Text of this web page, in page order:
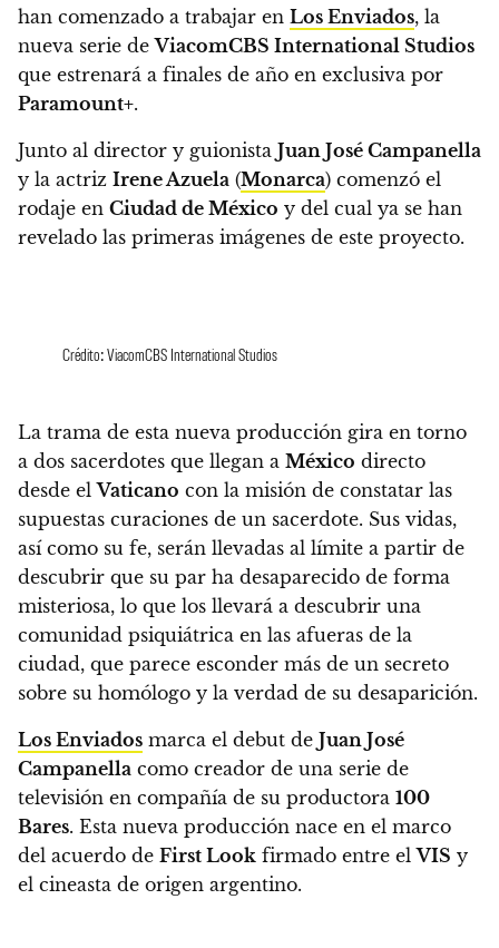
han comenzado a trabajar en Los Enviados, la
nueva serie deViacomCBS International Studios
que estrenará a finales de año en exclusiva por
Paramount+.
Junto al director y guionista Juan José Campanella
y la actriz Irene Azuela (Monarca) comenzó el
rodaje en Ciudad de México y del cual ya se han
revelado las primeras imágenes de este proyecto.
Crédito: ViacomCBS International Studios
La trama de esta nueva producción gira en torno
a dos sacerdotes que llegan a México directo
desde elVaticano con la misión de constatar las
supuestas curaciones de un sacerdote. Sus vidas,
así como su fe, serán llevadas al límite a partir de
descubrir que su par ha desaparecido de forma
misteriosa, lo que los llevará a descubrir una
comunidad psiquiátrica en las afueras de la
ciudad, que parece esconder más de un secreto
sobre su homólogo y la verdad de su desaparición.
Los Enviados marca el debut de Juan José
Campanella como creador de una serie de
televisión en compañía de su productora 100
Bares. Esta nueva producción nace en el marco
del acuerdo de First Look firmado entre elVIS y
el cineasta de origen argentino.